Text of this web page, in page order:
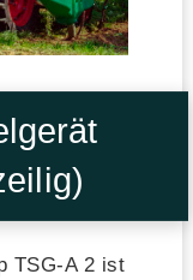
TSG-A 2 ist